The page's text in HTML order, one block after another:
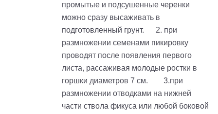
промытые и подсушенные черенки
можно сразу высаживать в
подготовленный грунт. 2. при
размножении семенами пикировку
проводят после появления первого
листа, рассаживая молодые ростки в
горшки диаметров 7 см. 3.при
размножении отводками на нижней
части ствола фикуса или любой боковой